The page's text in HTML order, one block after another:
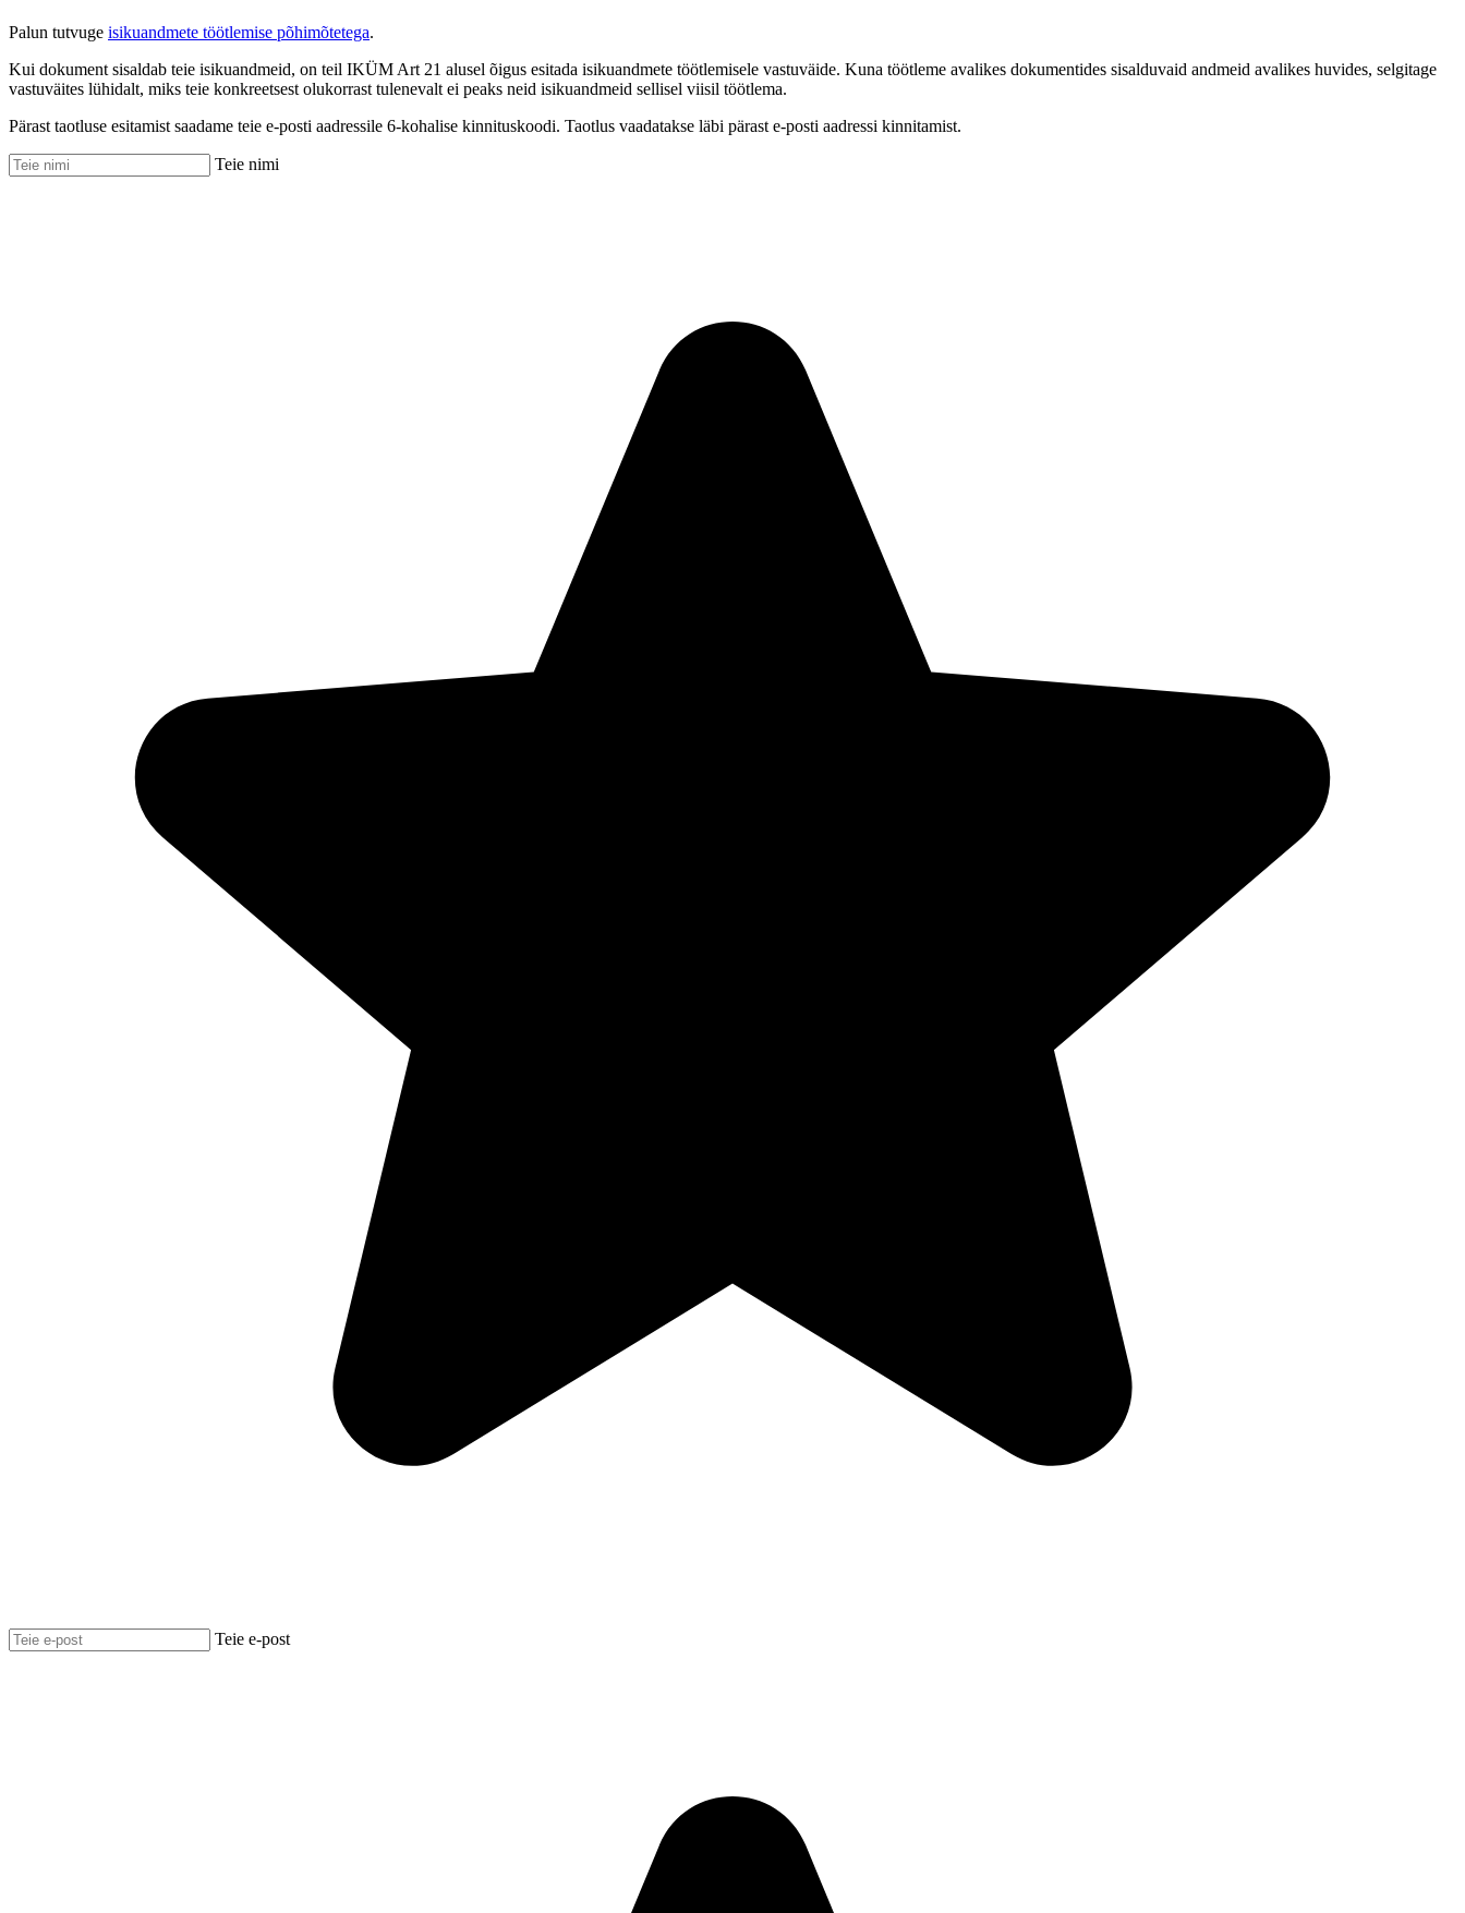
Palun tutvuge isikuandmete töötlemise põhimõtetega.
Kui dokument sisaldab teie isikuandmeid, on teil IKÜM Art 21 alusel õigus esitada isikuandmete töötlemisele vastuväide. Kuna töötleme avalikes dokumentides sisalduvaid andmeid avalikes huvides, selgitage
vastuväites lühidalt, miks teie konkreetsest olukorrast tulenevalt ei peaks neid isikuandmeid sellisel viisil töötlema.
Pärast taotluse esitamist saadame teie e-posti aadressile 6-kohalise kinnituskoodi. Taotlus vaadatakse läbi pärast e-posti aadressi kinnitamist.
Teie nimi
Teie e-post